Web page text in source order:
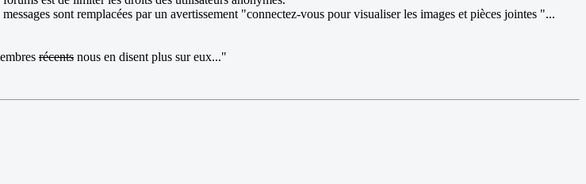
sont remplacées par un avertissement "connectez-vous pour visualiser les images et pièces jointes "...
récents nous en disent plus sur eux..."